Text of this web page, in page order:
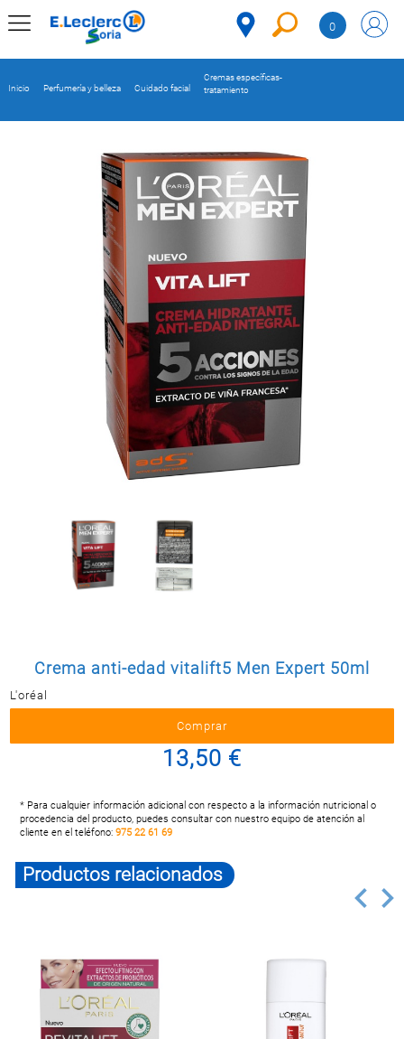
0
Inicio Perfumería y belleza Cuidado facial
Cremas específicas-
tratamiento
Crema anti-edad vitalift5 Men Expert 50ml
L'oréal
13,50 €
* Para cualquier información adicional con respecto a la información nutricional o
procedencia del producto, puedes consultar con nuestro equipo de atención al
cliente en el teléfono:975 22 61 69
Productos relacionados